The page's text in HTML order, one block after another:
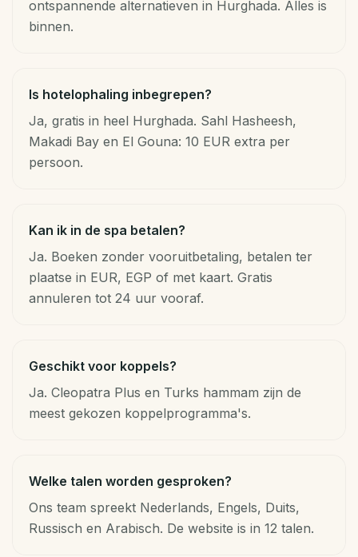
ontspannende alternatieven in Hurghada. Alles is
binnen.
Is hotelophaling inbegrepen?
Ja, gratis in heel Hurghada. Sahl Hasheesh,
Makadi Bay en El Gouna: 10 EUR extra per
persoon.
Kan ik in de spa betalen?
Ja. Boeken zonder vooruitbetaling, betalen ter
plaatse in EUR, EGP of met kaart. Gratis
annuleren tot 24 uur vooraf.
Geschikt voor koppels?
Ja. Cleopatra Plus en Turks hammam zijn de
meest gekozen koppelprogramma's.
Welke talen worden gesproken?
Ons team spreekt Nederlands, Engels, Duits,
Russisch en Arabisch. De website is in 12 talen.